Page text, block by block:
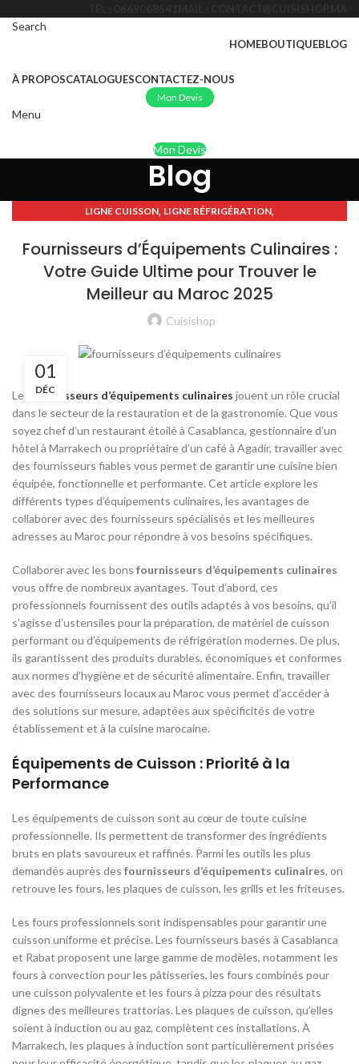
Search
HOMEBOUTIQUEBLOG
À PROPOSCATALOGUESCONTACTEZ-NOUS
Mon Devis
Menu
Mon Devis
Blog
LIGNE CUISSON, LIGNE RÉFRIGÉRATION,
Fournisseurs d’Équipements Culinaires :
Votre Guide Ultime pour Trouver le
Meilleur au Maroc 2025
Cuisishop
01
DÉC
Les fournisseurs d’équipements culinaires jouent un rôle crucial
dans le secteur de la restauration et de la gastronomie. Que vous
soyez chef d’un restaurant étoilé à Casablanca, gestionnaire d’un
hôtel à Marrakech ou propriétaire d’un café à Agadir, travailler avec
des fournisseurs fiables vous permet de garantir une cuisine bien
équipée, fonctionnelle et performante. Cet article explore les
différents types d’équipements culinaires, les avantages de
collaborer avec des fournisseurs spécialisés et les meilleures
adresses au Maroc pour répondre à vos besoins spécifiques.
Collaborer avec les bons fournisseurs d’équipements culinaires
vous offre de nombreux avantages. Tout d’abord, ces
professionnels fournissent des outils adaptés à vos besoins, qu’il
s’agisse d’ustensiles pour la préparation, de matériel de cuisson
performant ou d’équipements de réfrigération modernes. De plus,
ils garantissent des produits durables, économiques et conformes
aux normes d’hygiène et de sécurité alimentaire. Enfin, travailler
avec des fournisseurs locaux au Maroc vous permet d’accéder à
des solutions sur mesure, adaptées aux spécificités de votre
établissement et à la cuisine marocaine.
Équipements de Cuisson : Priorité à la
Performance
Les équipements de cuisson sont au cœur de toute cuisine
professionnelle. Ils permettent de transformer des ingrédients
bruts en plats savoureux et raffinés. Parmi les outils les plus
demandés auprès des fournisseurs d’équipements culinaires, on
retrouve les fours, les plaques de cuisson, les grills et les friteuses.
Les fours professionnels sont indispensables pour garantir une
cuisson uniforme et précise. Les fournisseurs basés à Casablanca
et Rabat proposent une large gamme de modèles, notamment les
fours à convection pour les pâtisseries, les fours combinés pour
une cuisson polyvalente et les fours à pizza pour des résultats
dignes des meilleures trattorias. Les plaques de cuisson, qu’elles
soient à induction ou au gaz, complètent ces installations. À
Marrakech, les plaques à induction sont particulièrement prisées